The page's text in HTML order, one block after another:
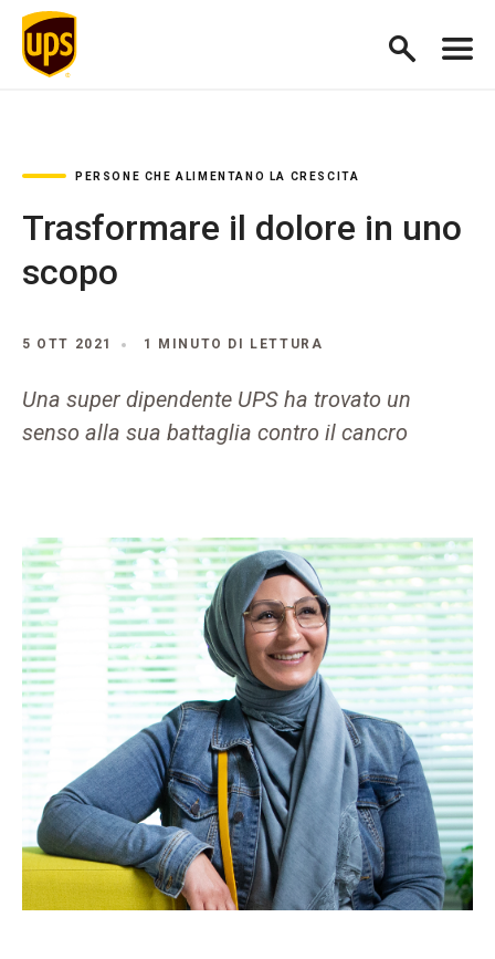
PERSONE CHE ALIMENTANO LA CRESCITA
Trasformare il dolore in uno
scopo
5 OTT 2021 1 MINUTO DI LETTURA
Una super dipendente UPS ha trovato un
senso alla sua battaglia contro il cancro